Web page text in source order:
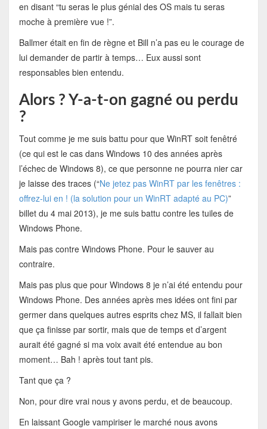
en disant “tu seras le plus génial des OS mais tu seras
moche à première vue !”.
Ballmer était en fin de règne et Bill n’a pas eu le courage de
lui demander de partir à temps… Eux aussi sont
responsables bien entendu.
Alors ? Y-a-t-on gagné ou perdu
?
Tout comme je me suis battu pour que WinRT soit fenêtré
(ce qui est le cas dans Windows 10 des années après
l’échec de Windows 8), ce que personne ne pourra nier car
je laisse des traces (“Ne jetez pas WinRT par les fenêtres :
offrez-lui en ! (la solution pour un WinRT adapté au PC)”
billet du 4 mai 2013), je me suis battu contre les tuiles de
Windows Phone.
Mais pas contre Windows Phone. Pour le sauver au
contraire.
Mais pas plus que pour Windows 8 je n’ai été entendu pour
Windows Phone. Des années après mes idées ont fini par
germer dans quelques autres esprits chez MS, il fallait bien
que ça finisse par sortir, mais que de temps et d’argent
aurait été gagné si ma voix avait été entendue au bon
moment… Bah ! après tout tant pis.
Tant que ça ?
Non, pour dire vrai nous y avons perdu, et de beaucoup.
En laissant Google vampiriser le marché nous avons